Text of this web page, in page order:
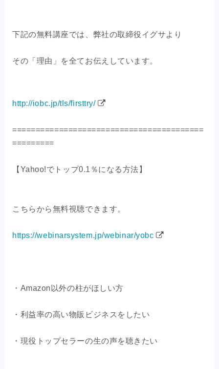
下記の無料講座では、弊社の取締役イグサより
その「理由」を全てお伝えしています。
http://iobc.jp/tls/firsttry/
=========================================
=========
【Yahoo!でトップ0.1％になる方法】
こちらから無料視聴できます。
https://webinarsystem.jp/webinar/yobc
・Amazon以外の柱がほしい方
・利益率の高い物販ビジネスをしたい
・現役トップセラーの生の声を聴きたい